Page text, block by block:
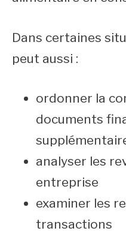
Dans certaines
peut aussi :
ordonner la
documents
analyser les
entreprise
examiner les
transactions